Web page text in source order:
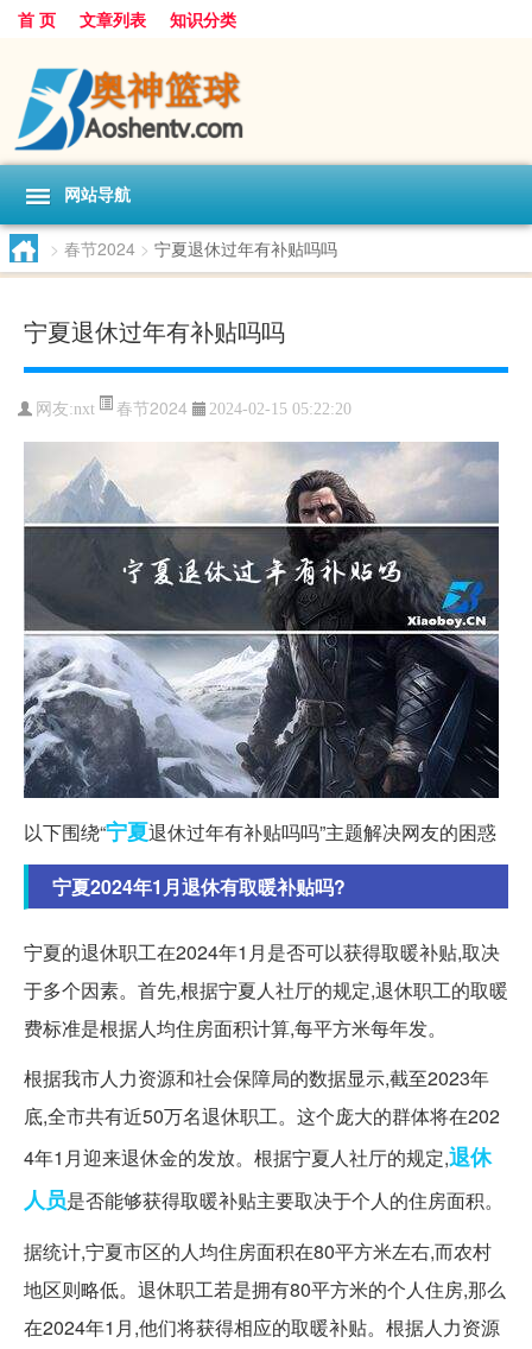
首 页 文章列表 知识分类
网站导航
> 春节2024 > 宁夏退休过年有补贴吗吗
宁夏退休过年有补贴吗吗
网友:nxt 春节2024 2024-02-15 05:22:20
以下围绕“宁夏退休过年有补贴吗吗”主题解决网友的困惑
宁夏2024年1月退休有取暖补贴吗?
宁夏的退休职工在2024年1月是否可以获得取暖补贴,取决
于多个因素。首先,根据宁夏人社厅的规定,退休职工的取暖
费标准是根据人均住房面积计算,每平方米每年发。
根据我市人力资源和社会保障局的数据显示,截至2023年
底,全市共有近50万名退休职工。这个庞大的群体将在202
4年1月迎来退休金的发放。根据宁夏人社厅的规定,退休
人员是否能够获得取暖补贴主要取决于个人的住房面积。
据统计,宁夏市区的人均住房面积在80平方米左右,而农村
地区则略低。退休职工若是拥有80平方米的个人住房,那么
在2024年1月,他们将获得相应的取暖补贴。根据人力资源